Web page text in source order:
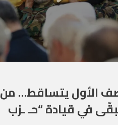
الأول يتساقط… من
في قيادة “حـ ـزب